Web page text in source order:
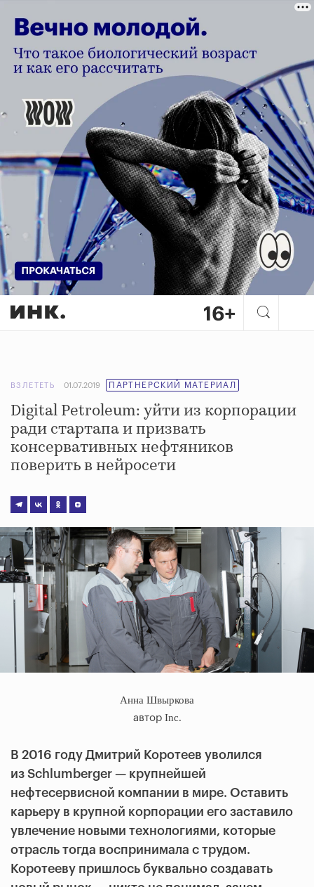
ВЗЛЕТЕТЬ 01.07.2019 ПАРТНЕРСКИЙ МАТЕРИАЛ
Digital Petroleum: уйти из корпорации
ради стартапа и призвать
консервативных нефтяников
поверить в нейросети
Анна Швыркова
автор Inc.
В 2016 году Дмитрий Коротеев уволился
из Schlumberger — крупнейшей
нефтесервисной компании в мире. Оставить
карьеру в крупной корпорации его заставило
увлечение новыми технологиями, которые
отрасль тогда воспринимала с трудом.
Коротееву пришлось буквально создавать